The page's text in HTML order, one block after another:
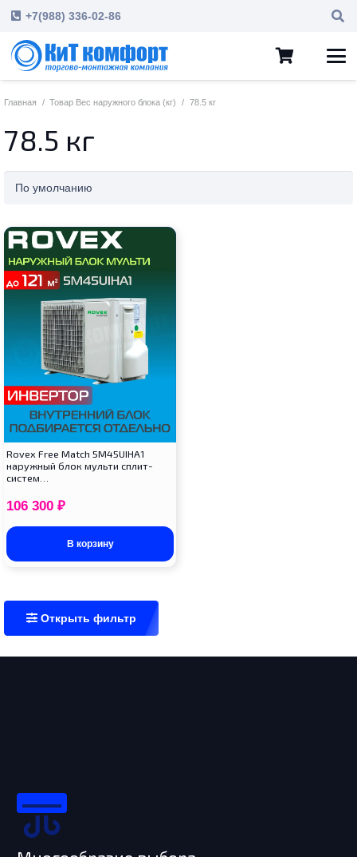
+7(988) 336-02-86
Главная / Товар Вес наружного блока (кг) / 78.5 кг
78.5 кг
Rovex Free Match 5M45UIHA1
наружный блок мульти сплит-
систем…
106 300 ₽
В корзину
Открыть фильтр